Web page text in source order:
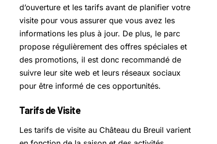
d’ouverture et les tarifs avant de planifier votre
visite pour vous assurer que vous avez les
informations les plus à jour. De plus, le parc
propose régulièrement des offres spéciales et
des promotions, il est donc recommandé de
suivre leur site web et leurs réseaux sociaux
pour être informé de ces opportunités.
Tarifs de Visite
Les tarifs de visite au Château du Breuil varient